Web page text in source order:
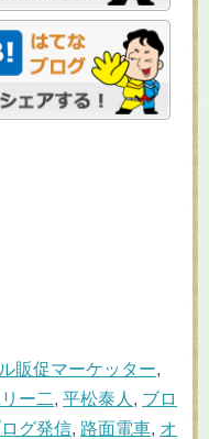
販促マーケッター,
ー二,平松泰人 , ブロ
グ発信, 路面電車, オ